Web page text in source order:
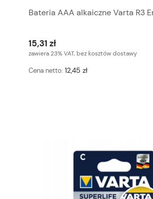
Bateria AAA alkaiczne Varta R3
15,31 zł
zawiera 23% VAT, bez kosztów dostawy
Cena netto: 12,45 zł